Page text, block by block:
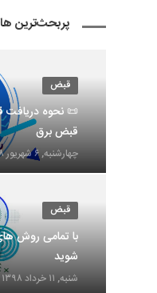
پربحث‌ترین
قبض
📜 نحوه
قبض برق
چهارشنبه, ۶ شهریور ۱۳۹۸
قبض
با تمامی روش
شوید
شنبه, ۱۱ خرداد ۱۳۹۸